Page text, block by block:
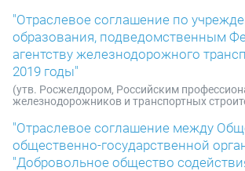
"Отраслевое соглашение по
образования, подведомственным
агентству железнодорожного
2019 годы"
(утв. Росжелдором, Российским
железнодорожников и транспортных
"Отраслевое соглашение между
общественно-государственной
"Добровольное общество